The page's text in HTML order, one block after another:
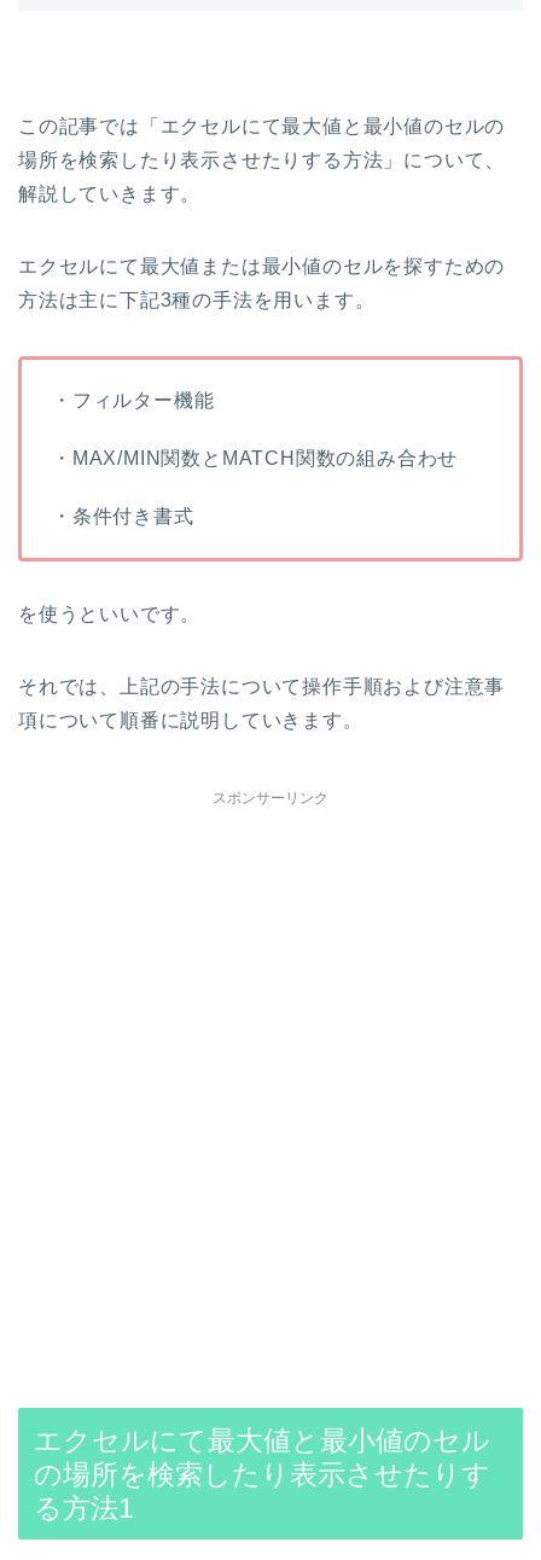
この記事では「エクセルにて最大値と最小値のセルの
場所を検索したり表示させたりする方法」について、
解説していきます。
エクセルにて最大値または最小値のセルを探すための
方法は主に下記3種の手法を用います。
・ フィルタ ー機能
・MAX/MIN 関数 と MATCH 関数の組み合わせ
・条件付き書式
を使うといいです。
それでは、上記の手法について操作手順および注意事
項について順番に説明していきます。
スポンサーリンク
エクセルにて最大値と最小値のセル
の場所を検索したり表示させたりす
る方法1